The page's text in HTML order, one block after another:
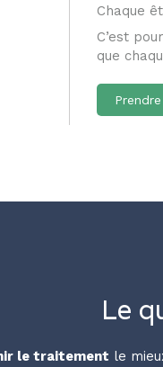
Chaque
C’est
que
Le
le traitement le